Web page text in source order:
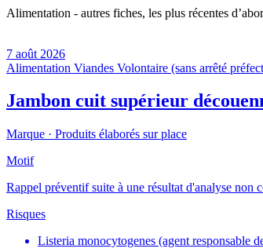
Alimentation - autres fiches, les plus récentes
7 août 2026
Alimentation Viandes Volontaire (sans arrêté
Jambon cuit supérieur
Marque · Produits élaborés sur place
Motif
Rappel préventif suite à une résultat d'analyse
Risques
Listeria monocytogenes (agent responsable